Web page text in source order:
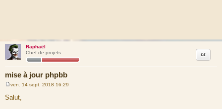
Raphaël
Chef de projets
mise à jour phpbb
Citation
e
s
ven. 14 sept. 2018 16:29
Salut,